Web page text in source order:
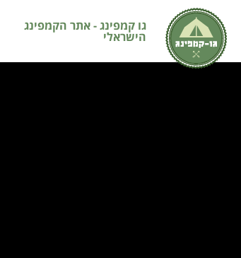
גו קמפינג - אתר הקמפינג
הישראלי